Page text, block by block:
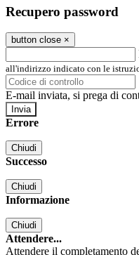
Recupero password
button close ×
all'indirizzo indicato con le
E-mail inviata, si prega di
Errore
Chiudi
Successo
Chiudi
Informazione
Chiudi
Attendere...
Attendere il completamento